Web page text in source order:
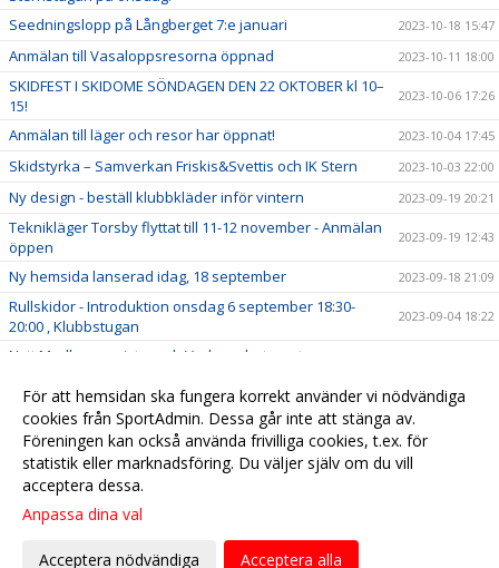
Seedningslopp på Långberget 7:e januari 2023-10-18 15:47
Anmälan till Vasaloppsresorna öppnad 2023-10-11 18:00
SKIDFEST I SKIDOME SÖNDAGEN DEN 22 OKTOBER kl 10–
15!
2023-10-06 17:26
Anmälan till läger och resor har öppnat! 2023-10-04 17:45
Skidstyrka – Samverkan Friskis&Svettis och IK Stern 2023-10-03 22:00
Ny design - beställ klubbkläder inför vintern 2023-09-19 20:21
Teknikläger Torsby flyttat till 11-12 november - Anmälan
öppen
2023-09-19 12:43
Ny hemsida lanserad idag, 18 september 2023-09-18 21:09
Rullskidor - Introduktion onsdag 6 september 18:30-
20:00 , Klubbstugan
2023-09-04 18:22
Nytt Medlemsregister och Verksamhetssystem
Leif Hjertkvist 2023-06-20 12:40
IK Stern Pro Training program 2023-04-29 10:00
Klubbkläder för vår, sommar och höst 2023-04-19 12:00
inställningar
Webbversion
För att hemsidan ska fungera korrekt använder vi nödvändiga
cookies från SportAdmin. Dessa går inte att stänga av.
Föreningen kan också använda frivilliga cookies, t.ex. för
statistik eller marknadsföring. Du väljer själv om du vill
acceptera dessa.
Anpassa dina val
Acceptera nödvändiga Acceptera alla